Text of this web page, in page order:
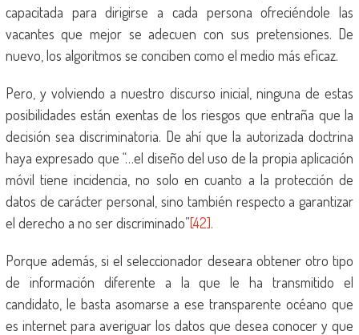
capacitada para dirigirse a cada persona ofreciéndole las
vacantes que mejor se adecuen con sus pretensiones. De
nuevo, los algoritmos se conciben como el medio más eficaz.
Pero, y volviendo a nuestro discurso inicial, ninguna de estas
posibilidades están exentas de los riesgos que entraña que la
decisión sea discriminatoria. De ahí que la autorizada doctrina
haya expresado que “…el diseño del uso de la propia aplicación
móvil tiene incidencia, no solo en cuanto a la protección de
datos de carácter personal, sino también respecto a garantizar
el derecho a no ser discriminado”[42].
Porque además, si el seleccionador deseara obtener otro tipo
de información diferente a la que le ha transmitido el
candidato, le basta asomarse a ese transparente océano que
es internet para averiguar los datos que desea conocer y que